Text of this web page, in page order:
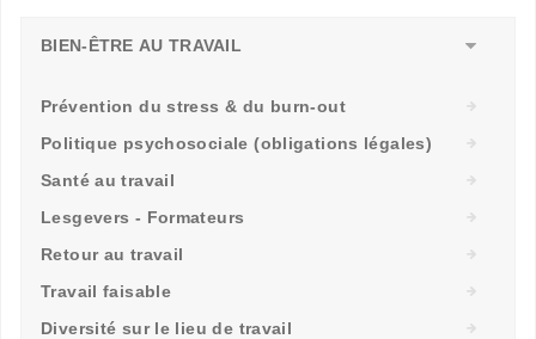
BIEN-ÊTRE AU TRAVAIL
Prévention du stress & du burn-out
Politique psychosociale (obligations légales)
Santé au travail
Lesgevers - Formateurs
Retour au travail
Travail faisable
Diversité sur le lieu de travail